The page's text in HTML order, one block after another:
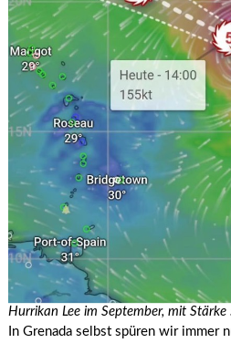
Hurrikan Lee im September, mit Stärke
In Grenada selbst spüren wir immer